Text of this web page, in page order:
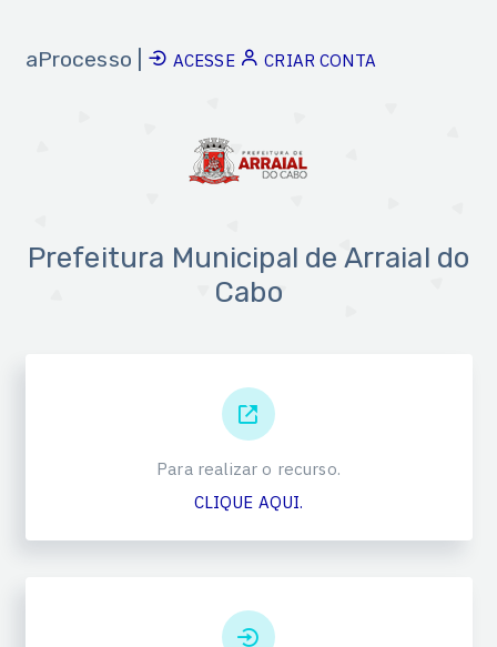
aProcesso | ACESSE CRIAR CONTA
Prefeitura Municipal de Arraial do
Cabo
Para realizar o recurso.
CLIQUE AQUI.